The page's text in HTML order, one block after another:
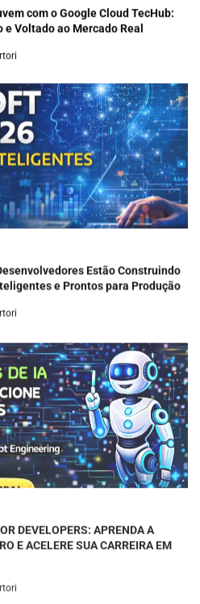
com o Google Cloud TecHub:
Voltado ao Mercado Real
Estão Construindo
e Prontos para Produção
DEVELOPERS: APRENDA A
E ACELERE SUA CARREIRA EM